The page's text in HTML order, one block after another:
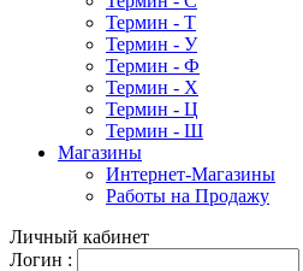
Термин - Т
Термин - У
Термин - Ф
Термин - Х
Термин - Ц
Термин - Ш
Магазины
Интернет-Магазины
Работы на Продажу
Личный кабинет
Логин :